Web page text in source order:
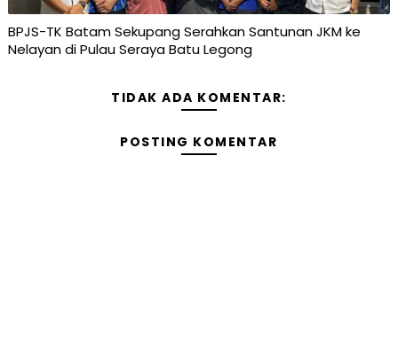
BPJS-TK Batam Sekupang Serahkan Santunan JKM ke
Nelayan di Pulau Seraya Batu Legong
TIDAK ADA KOMENTAR:
POSTING KOMENTAR